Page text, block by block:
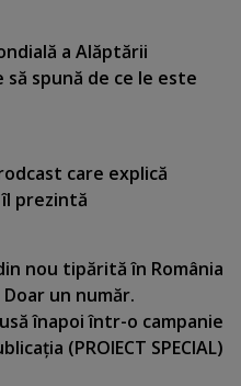
a Alăptării
să spună de ce le este
care explică
prezintă
nou tipărită în România
un număr.
înapoi într-o campanie
(PROIECT SPECIAL)